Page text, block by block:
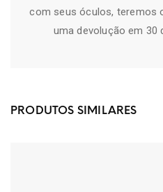
com seus óculos, teremos
uma devolução em 30
PRODUTOS SIMILARES